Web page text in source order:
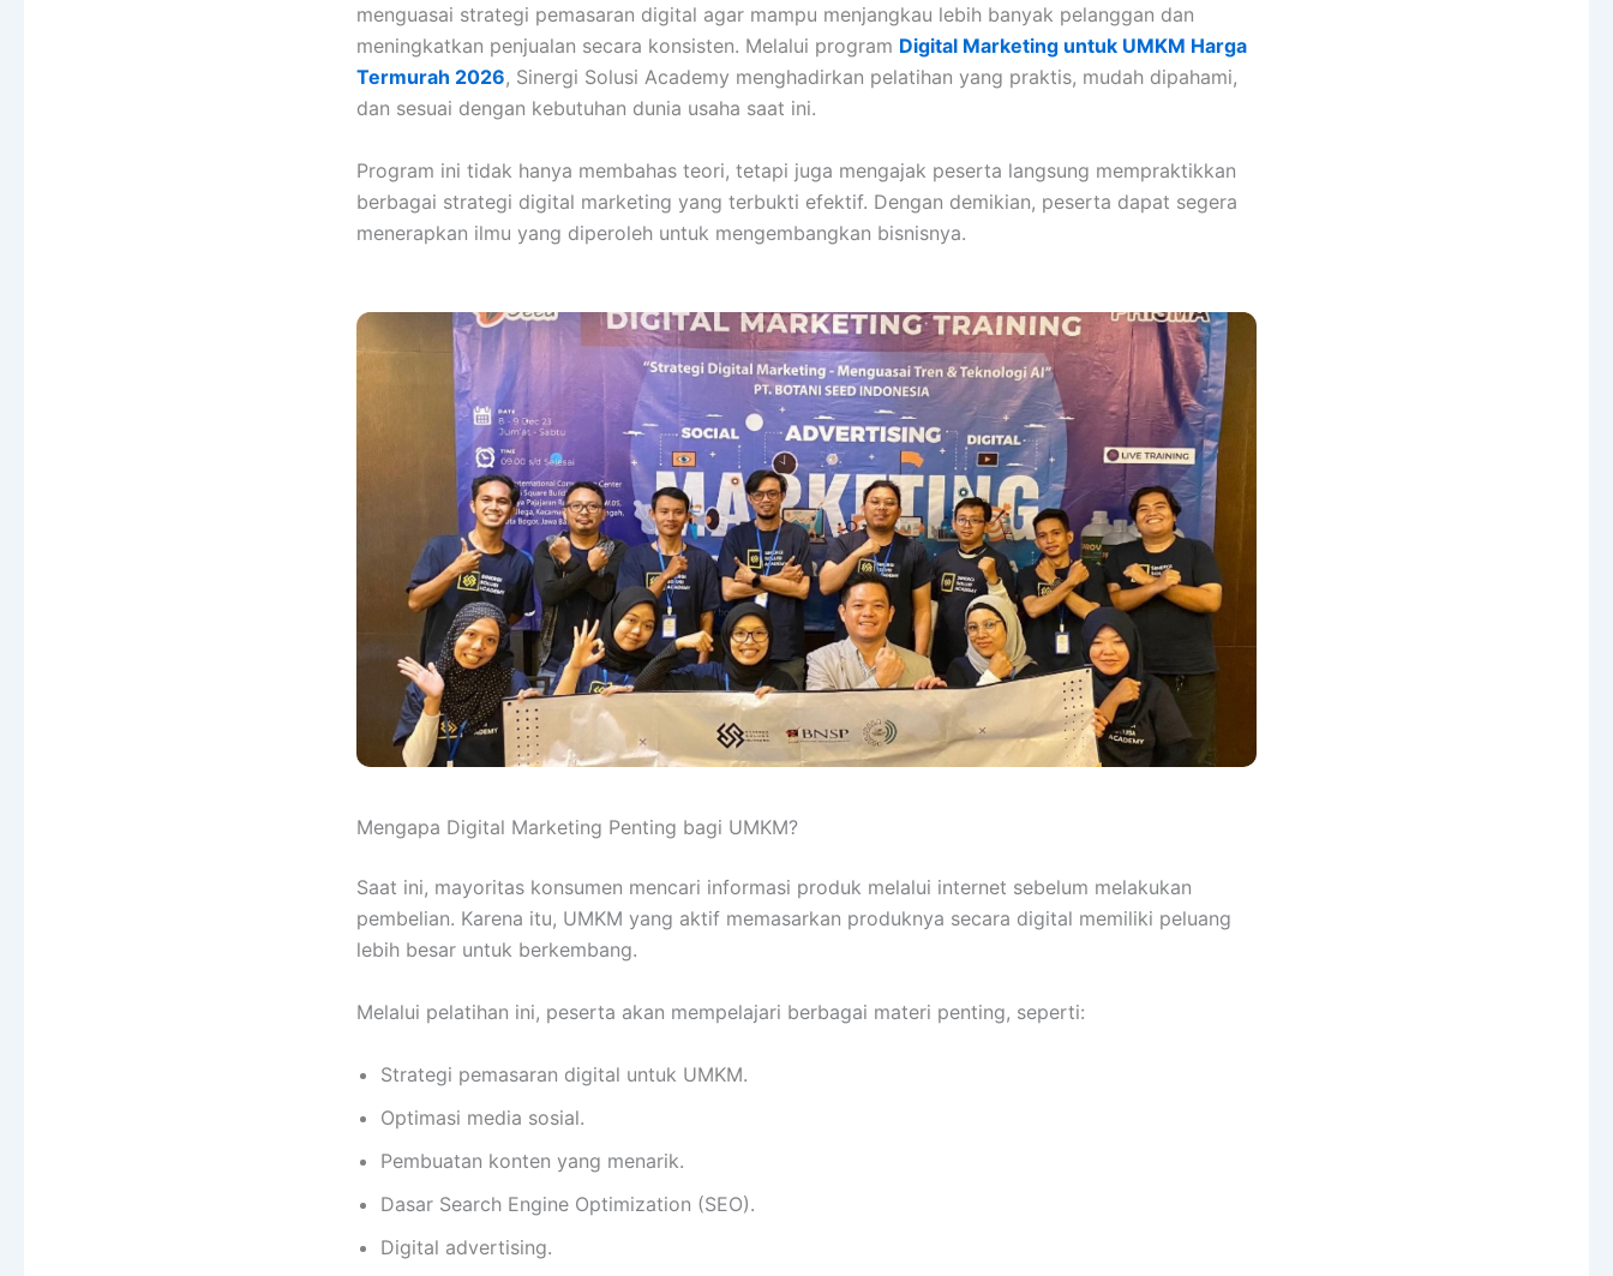
menguasai strategi pemasaran digital agar mampu menjangkau lebih banyak pelanggan dan
meningkatkan penjualan secara konsisten. Melalui program Digital Marketing untuk UMKM Harga
Termurah 2026, Sinergi Solusi Academy menghadirkan pelatihan yang praktis, mudah dipahami,
dan sesuai dengan kebutuhan dunia usaha saat ini.
Program ini tidak hanya membahas teori, tetapi juga mengajak peserta langsung mempraktikkan
berbagai strategi digital marketing yang terbukti efektif. Dengan demikian, peserta dapat segera
menerapkan ilmu yang diperoleh untuk mengembangkan bisnisnya.
Mengapa Digital Marketing Penting bagi UMKM?
Saat ini, mayoritas konsumen mencari informasi produk melalui internet sebelum melakukan
pembelian. Karena itu, UMKM yang aktif memasarkan produknya secara digital memiliki peluang
lebih besar untuk berkembang.
Melalui pelatihan ini, peserta akan mempelajari berbagai materi penting, seperti:
Strategi pemasaran digital untuk UMKM.
Optimasi media sosial.
Pembuatan konten yang menarik.
Dasar Search Engine Optimization (SEO).
Digital advertising.